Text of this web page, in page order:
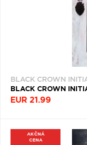
BLACK CROWN
EUR 21.99
AKČNÁ
CENA